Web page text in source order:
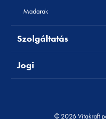
Madarak
Szolgáltatás
Jogi
© 2026 Vitakraft